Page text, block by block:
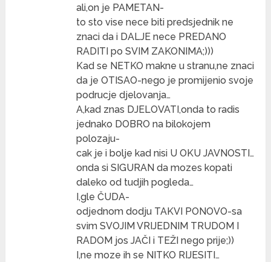
ali,on je PAMETAN-
to sto vise nece biti predsjednik ne
znaci da i DALJE nece PREDANO
RADITI po SVIM ZAKONIMA;)))
Kad se NETKO makne u stranu,ne znaci
da je OTISAO-nego je promijenio svoje
podrucje djelovanja…
A,kad znas DJELOVATI,onda to radis
jednako DOBRO na bilokojem
polozaju-
cak je i bolje kad nisi U OKU JAVNOSTI…
onda si SIGURAN da mozes kopati
daleko od tudjih pogleda…
I,gle ČUDA-
odjednom dodju TAKVI PONOVO-sa
svim SVOJIM VRIJEDNIM TRUDOM I
RADOM jos JAČI i TEŽI nego prije;))
I,ne moze ih se NITKO RIJESITI…